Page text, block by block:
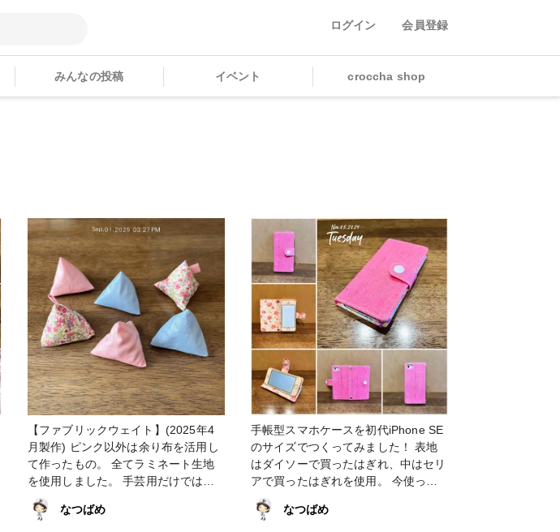
ログイン 会員登録
みんなの投稿 イベント croccha shop
【ファブリックウェイト】(2025年4
月製作) ピンク以外は余り布を活用し
て作ったもの。 全てラミネート生地
を使用しました。 手芸用だけではな
く、他の用途にも使えそうです！ #フ
ァブリックウェイト #ウェイト #重し
なつばめ
手帳型スマホケースを初代iPhone SE
のサイズでつくってみました！ 表地
はダイソーで買ったはぎれ、中はセリ
アで買ったはぎれを使用。 今使って
いるiPhone 13の前に使っていた初代
iPhone SEのサイズでも作れるかなと
なつばめ